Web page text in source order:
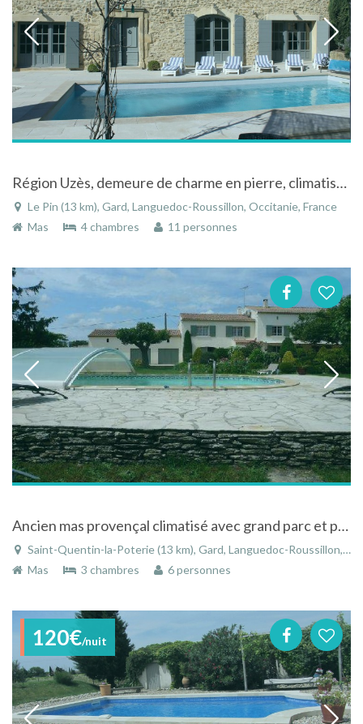
Région Uzès, demeure de charme en pierre, climatisée avec piscine chauffée
Le Pin (13 km), Gard, Languedoc-Roussillon, Occitanie, France
Mas
4 chambres 11 personnes
Ancien mas provençal climatisé avec grand parc et piscine à Saint-Quentin-la-Poterie
Saint-Quentin-la-Poterie (13 km), Gard, Languedoc-Roussillon, Occitanie, France
Mas
3 chambres 6 personnes
120€/nuit